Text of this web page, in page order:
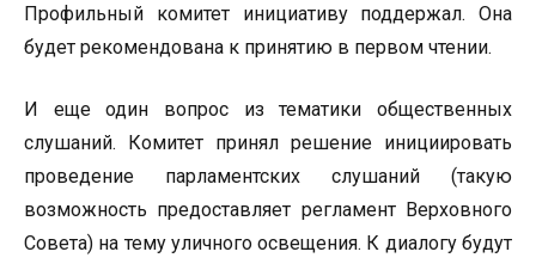
Профильный комитет инициативу поддержал. Она
будет рекомендована к принятию в первом чтении.
И еще один вопрос из тематики общественных
слушаний. Комитет принял решение инициировать
проведение парламентских слушаний (такую
возможность предоставляет регламент Верховного
Совета) на тему уличного освещения. К диалогу будут